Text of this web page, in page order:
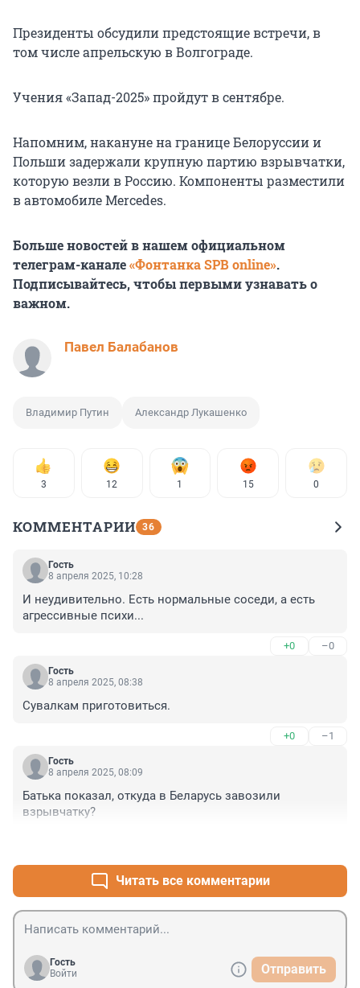
Президенты обсудили предстоящие встречи, в
том числе апрельскую в Волгограде.
Учения «Запад-2025» пройдут в сентябре.
Напомним, накануне на границе Белоруссии и
Польши задержали крупную партию взрывчатки,
которую везли в Россию. Компоненты разместили
в автомобиле Mercedes.
Больше новостей в нашем официальном
телеграм-канале«Фонтанка SPB online».
Подписывайтесь, чтобы первыми узнавать о
важном.
Павел Балабанов
Владимир Путин Александр Лукашенко
3 12 1 15 0
КОММЕНТАРИИ 36
Гость
8 апреля 2025, 10:28
И неудивительно. Есть нормальные соседи, а есть
агрессивные психи...
+0 –0
Гость
8 апреля 2025, 08:38
Сувалкам приготовиться.
+0 –1
Гость
8 апреля 2025, 08:09
Батька показал, откуда в Беларусь завозили
взрывчатку?
Читать все комментарии
Гость
Войти
Отправить